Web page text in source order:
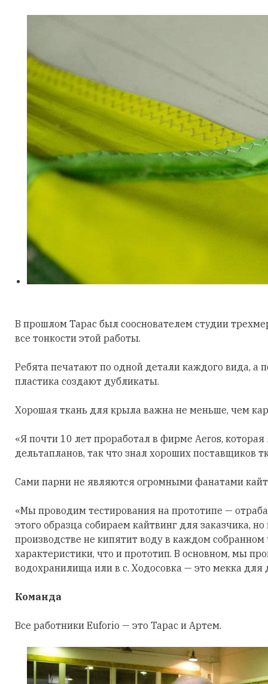
В прошлом Тарас был сооснователем студии
все тонкости этой работы.
Ребята печатают по одной детали каждого вида,
пластика создают дубликаты.
Хорошая ткань для крыла важна не меньше, чем
«Я почти 10 лет проработал в фирме Aeros,
дельтапланов, так что знал хороших поставщиков
Сами парни не являются огромными фанатами
«Мы проводим тестирования на прототипе —
этого образца собираем кайтвинг для заказчика,
производстве не кипятит воду в каждом
характеристики, что и прототип. В основном, мы
водохранилища или в с. Ходосовка — это мекка для
Команда
Все работники Euforio — это Тарас и Артем.